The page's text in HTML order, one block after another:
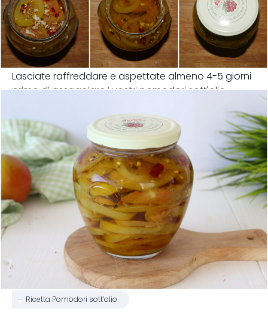
Lasciate raffreddare e aspettate almeno 4-5 giorni
prima di assaggiare i vostri pomodori sott'olio.
Ricetta Pomodori sott’olio